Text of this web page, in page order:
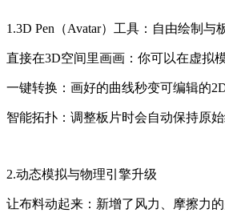
1.3D Pen（Avatar）工具：自由绘制
直接在3D空间里画画：你可以在虚拟
一键转换：画好的曲线秒变可编辑的
智能拓扑：调整板片时会自动保持原始
2.动态模拟与物理引擎升级
让布料动起来：新增了风力、摩